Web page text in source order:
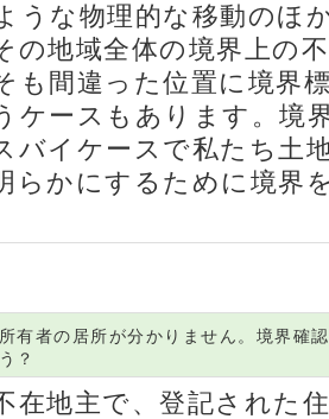
うな物理的な移動のほ
の地域全体の境界上の
も間違った位置に境界
ケースもあります。境
バイケースで私たち土
らかにするために境界
有者の居所が分かりません。境界確
？
在地主で、登記された